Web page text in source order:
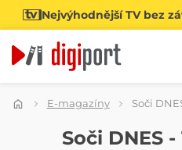
Nejvýhodnější TV bez
Kategorie
E-magazíny Soči
Soči DNES -